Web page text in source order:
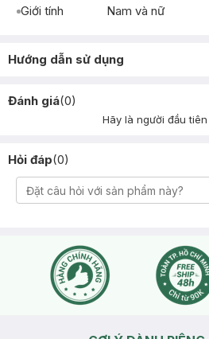
Giới tính
Nam và nữ
Hướng dẫn sử dụng
Đánh giá(0)
Hãy là người đầu
Hỏi đáp(0)